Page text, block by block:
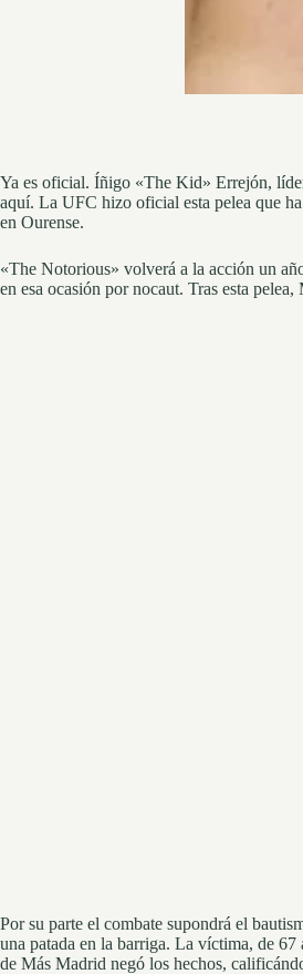
Ya es oficial. Íñigo «The Kid» Errejón,
aquí. La UFC hizo oficial esta pelea que
en Ourense.
«The Notorious» volverá a la acción un
en esa ocasión por nocaut. Tras esta
Por su parte el combate supondrá el
una patada en la barriga. La víctima, de 67
de Más Madrid negó los hechos,